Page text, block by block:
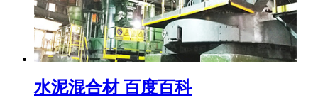
水泥混合材 百度百科